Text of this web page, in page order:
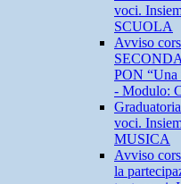
voci.
SCUOLA
Avviso
PON “Una
- Modulo:
voci.
MUSICA
Avviso
la